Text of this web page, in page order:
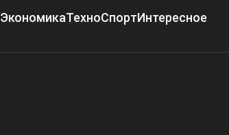
ЭкономикаТехноСпортИнтересное